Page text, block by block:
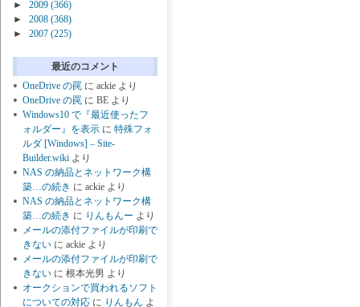
► 2009 (366)
►
2008 (368)
►
2007 (225)
最近のコメント
OneDrive の罠 に ackie より
OneDrive の罠 に BE より
Windows10 で『最近使ったフ
ォルダー』を表示 に 特殊フォ
ルダ [Windows] – Site-
Builder.wiki より
NAS の納品とネットワーク構
築…の続き に ackie より
NAS の納品とネットワーク構
築…の続き に りんもんー より
メールの添付ファイルが印刷で
きない に ackie より
メールの添付ファイルが印刷で
きない に 根本光男 より
オークションで買われるソフト
についての対応 に りんもん よ